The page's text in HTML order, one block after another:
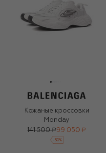
Кожаные кроссовки
Monday
141 500 ₽99 050 ₽
-30%